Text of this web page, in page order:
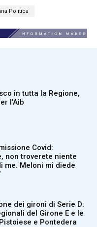
Politica
in tutta la Regione,
l’Aib
Covid:
non troverete niente
me. Meloni mi diede
dei gironi di Serie D:
del Girone E e le
e Pontedera